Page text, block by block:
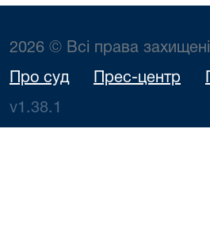
2026 © Всі права захищені
Про суд Прес-центр
v1.38.1